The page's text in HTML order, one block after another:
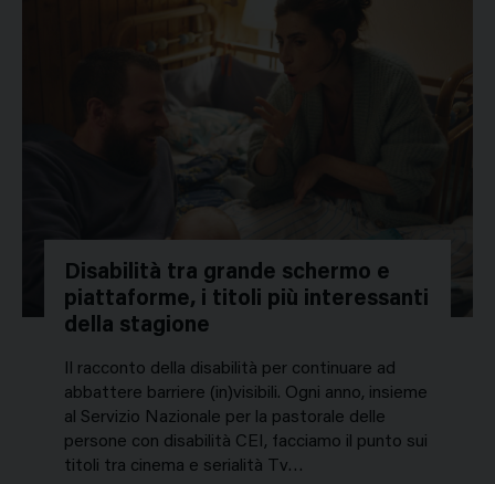
Disabilità tra grande schermo e
piattaforme, i titoli più interessanti
della stagione
Il racconto della disabilità per continuare ad
abbattere barriere (in)visibili. Ogni anno, insieme
al Servizio Nazionale per la pastorale delle
persone con disabilità CEI, facciamo il punto sui
titoli tra cinema e serialità Tv…